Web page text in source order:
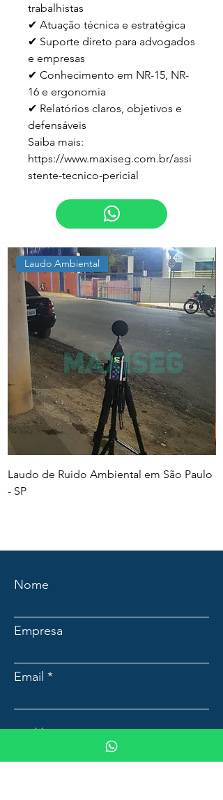
trabalhistas
✔ Atuação técnica e estratégica
✔ Suporte direto para advogados
e empresas
✔ Conhecimento em NR-15, NR-
16 e ergonomia
✔ Relatórios claros, objetivos e
defensáveis
Saiba mais:
https://www.maxiseg.com.br/assi
stente-tecnico-pericial
Laudo Ambiental
Laudo de Ruido Ambiental em São Paulo
- SP
Nome
Empresa
Email